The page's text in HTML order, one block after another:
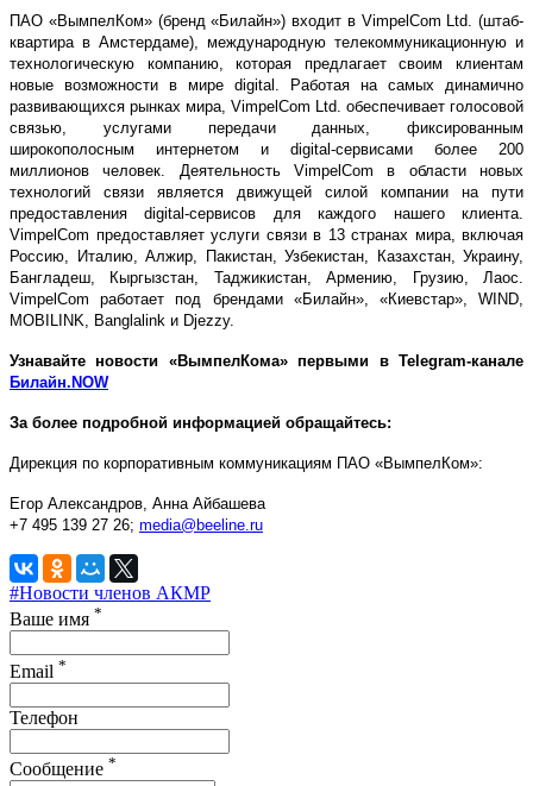
ПАО «ВымпелКом» (бренд «Билайн») входит в VimpelCom Ltd. (штаб-
квартира в Амстердаме), международную телекоммуникационную и
технологическую компанию, которая предлагает своим клиентам
новые возможности в мире digital. Работая на самых динамично
развивающихся рынках мира, VimpelCom Ltd. обеспечивает голосовой
связью, услугами передачи данных, фиксированным
широкополосным интернетом и digital-сервисами более 200
миллионов человек. Деятельность VimpelCom в области новых
технологий связи является движущей силой компании на пути
предоставления digital-сервисов для каждого нашего клиента.
VimpelCom предоставляет услуги связи в 13 странах мира, включая
Россию, Италию, Алжир, Пакистан, Узбекистан, Казахстан, Украину,
Бангладеш, Кыргызстан, Таджикистан, Армению, Грузию, Лаос.
VimpelCom работает под брендами «Билайн», «Киевстар», WIND,
MOBILINK, Banglalink и Djezzy.
Узнавайте новости «ВымпелКома» первыми в Telegram-канале
Билайн.NOW
За более подробной информацией обращайтесь:
Дирекция по корпоративным коммуникациям ПАО «ВымпелКом»:
Егор Александров, Анна Айбашева
+7 495 139 27 26; media@beeline.ru
#Новости членов АКМР
Ваше имя *
Email *
Телефон
Сообщение *